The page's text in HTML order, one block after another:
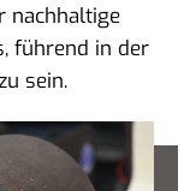
nachhaltige
führend in der
sein.